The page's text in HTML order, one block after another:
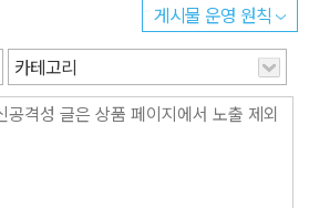
龍安寺, 료안지), 금각사(金閣寺, 킨카
쿠지), 계리궁(桂離宮, 가쓰라 이궁),
학의 길 등 일곱곳의 명소를 소개한다.
로 꾸민 정원 등 일본미의 진수를 보여주
록으로 교토 지도와 답사 일정표, 교토 전
게시물 운영 원칙
카테고리